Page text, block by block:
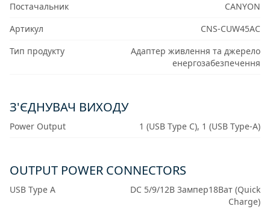
Постачальник
CANYON
Артикул
CNS-CUW45AC
Тип продукту
Адаптер живлення та джерело
енергозабезпечення
З'ЄДНУВАЧ ВИХОДУ
Power Output 1 (USB Type C), 1 (USB Type-A)
OUTPUT POWER CONNECTORS
USB Type A
DC 5/9/12В 3ампер18Ват (Quick
Charge)